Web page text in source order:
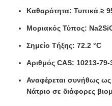
Καθαρότητα: Τυπικά ≥
Μοριακός Τύπος:
Σημείο Τήξης: 72.2 °C
Αριθμός CAS: 10213-79-
Αναφέρεται συνήθως ως
Νάτριο σε διάφορες